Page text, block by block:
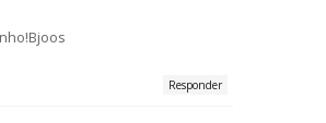
Responder